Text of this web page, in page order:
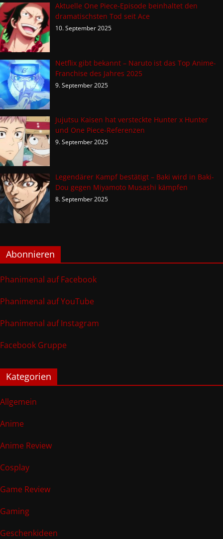
Aktuelle One Piece-Episode beinhaltet den
dramatischsten Tod seit Ace
10. September 2025
Netflix gibt bekannt – Naruto ist das Top Anime-
Franchise des Jahres 2025
9. September 2025
Jujutsu Kaisen hat versteckte Hunter x Hunter
und One Piece-Referenzen
9. September 2025
Legendärer Kampf bestätigt – Baki wird in Baki-
Dou gegen Miyamoto Musashi kämpfen
8. September 2025
Abonnieren
Phanimenal auf Facebook
Phanimenal auf YouTube
Phanimenal auf Instagram
Facebook Gruppe
Kategorien
Allgemein
Anime
Anime Review
Cosplay
Game Review
Gaming
Geschenkideen